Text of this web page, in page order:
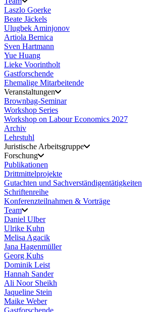
Laszlo Goerke
Beate Jäckels
Ulugbek Aminjonov
Artiola Bernica
Sven Hartmann
Yue Huang
Lieke Voorintholt
Gastforschende
Ehemalige Mitarbeitende
Veranstaltungen
Brownbag-Seminar
Workshop Series
Workshop on Labour Economics 2027
Archiv
Lehrstuhl
Juristische Arbeitsgruppe
Forschung
Publikationen
Drittmittelprojekte
Gutachten und Sachverständigentätigkeiten
Schriftenreihe
Konferenzteilnahmen & Vorträge
Team
Daniel Ulber
Ulrike Kuhn
Melisa Agacik
Jana Hagenmüller
Georg Kuhs
Dominik Leist
Hannah Sander
Ali Noor Sheikh
Jaqueline Stein
Maike Weber
Gastforschende